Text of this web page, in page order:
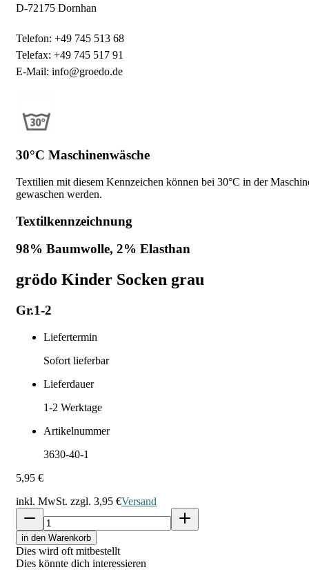
D-72175 Dornhan
Telefon: +49 745 513 68
Telefax: +49 745 517 91
E-Mail: info@groedo.de
30°C Maschinenwäsche
Textilien mit diesem Kennzeichen können bei 30°C in der
gewaschen werden.
Textilkennzeichnung
98% Baumwolle, 2% Elasthan
grödo Kinder Socken grau
Gr.1-2
Liefertermin
Sofort lieferbar
Lieferdauer
1-2 Werktage
Artikelnummer
3630-40-1
5,95 €
inkl. MwSt. zzgl. 3,95 €Versand
in den Warenkorb
Dies wird oft mitbestellt
Dies könnte dich interessieren